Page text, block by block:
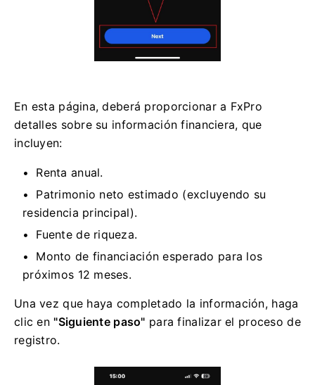
En esta página, deberá proporcionar a FxPro
detalles sobre su información financiera, que
incluyen:
Renta anual.
Patrimonio neto estimado (excluyendo su
residencia principal).
Fuente de riqueza.
Monto de financiación esperado para los
próximos 12 meses.
Una vez que haya completado la información, haga
clic en "Siguiente paso" para finalizar el proceso de
registro.